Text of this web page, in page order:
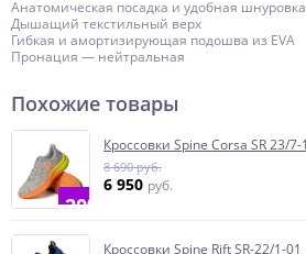
Анатомическая посадка и удобная шнуровка
Дышащий текстильный верх
Гибкая и амортизирующая подошва из EVA
Пронация — нейтральная
Похожие товары
-20%
Кроссовки Spine Corsa SR 23/7-
8 690 руб.
6 950 руб.
Кроссовки Spine Rift SR-22/1-01